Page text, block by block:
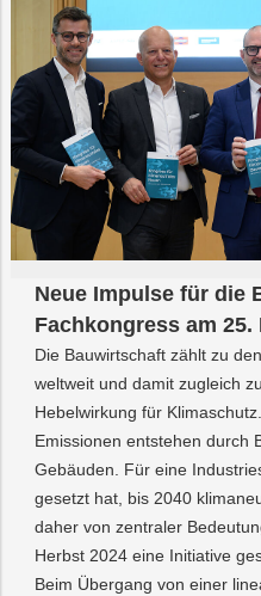
Neue Impulse für die
Fachkongress am 25.
Die Bauwirtschaft zählt zu
weltweit und damit zugleich
Hebelwirkung für
Emissionen entstehen durch
Gebäuden. Für eine
gesetzt hat, bis 2040
daher von zentraler
Herbst 2024 eine Initiative
Beim Übergang von einer